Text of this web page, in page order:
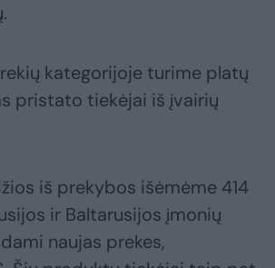
kategorijoje turime platų
pristato tiekėjai iš įvairių
iš prekybos išėmėme 414
ir Baltarusijos įmonių
naujas prekes,